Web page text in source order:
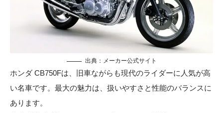
出典：メーカー公式サイト
ホンダ CB750Fは、旧車ながらも現代のライダーに人気が高
い名車です。最大の魅力は、扱いやすさと性能のバランスに
あります。